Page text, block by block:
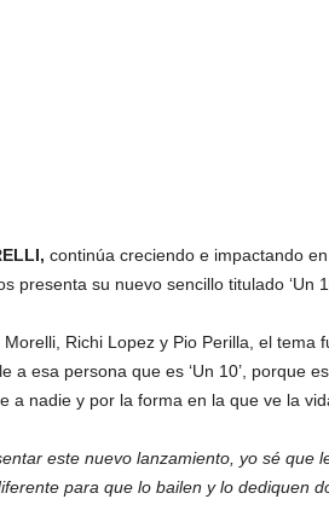
continúa creciendo e impactando
presenta su nuevo sencillo titulado ‘Un
Richi Lopez y Pio Perilla, el tema
a esa persona que es ‘Un 10’, porque es
a nadie y por la forma en la que ve la
este nuevo lanzamiento, yo sé que
para que lo bailen y lo dediquen